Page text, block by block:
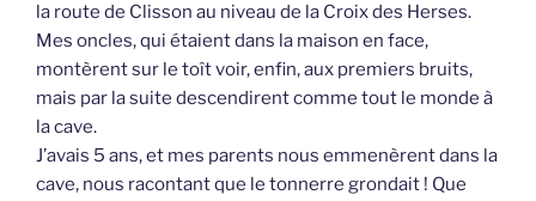
la route de Clisson au niveau de la Croix des Herses.
Mes oncles, qui étaient dans la maison en face,
montèrent sur le toît voir, enfin, aux premiers bruits,
mais par la suite descendirent comme tout le monde à
la cave.
J’avais 5 ans, et mes parents nous emmenèrent dans la
cave, nous racontant que le tonnerre grondait ! Que